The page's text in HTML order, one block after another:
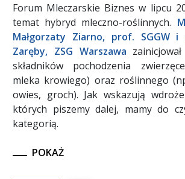
Forum Mleczarskie Biznes w lipcu
temat hybryd mleczno-roślinnych.
Małgorzaty Ziarno, prof. SGGW
Zaręby, ZSG Warszawa
składników pochodzenia
mleka krowiego) oraz roślinnego
owies, groch). Jak wskazują
których piszemy dalej, mamy do
kategorią.
POKAŻ